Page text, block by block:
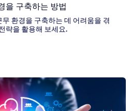
을 구축하는 방법
환경을 구축하는 데 어려움을 겪
략을 활용해 보세요.